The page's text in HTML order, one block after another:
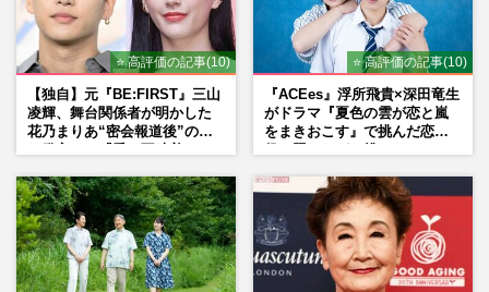
⭐ 高評価の記事(10)
【独自】元『BE:FIRST』三山
凌輝、舞台関係者が明かした
花乃まりあ“密会報道後”の呆
⭐ 高評価の記事(10)
『ACEes』浮所飛貴×深田竜生
がドラマ『夏色の雲が恋と嵐
をまきおこす』で挑んだ恋人